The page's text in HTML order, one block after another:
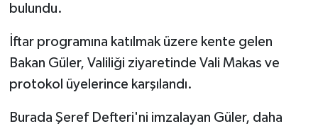
bulundu.
İftar programına katılmak üzere kente gelen
Bakan Güler, Valiliği ziyaretinde Vali Makas ve
protokol üyelerince karşılandı.
Burada Şeref Defteri'ni imzalayan Güler, daha